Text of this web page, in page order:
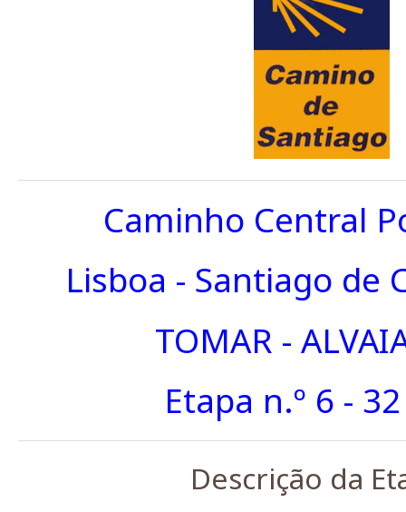
Caminho Central
Lisboa - Santiago de
TOMAR -
Etapa n.º 6 -
Descrição da